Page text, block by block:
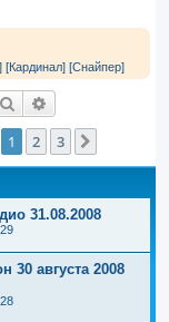
[Кардинал] [Снайпер]
Поиск
1 2 3
31.08.2008
30 августа 2008